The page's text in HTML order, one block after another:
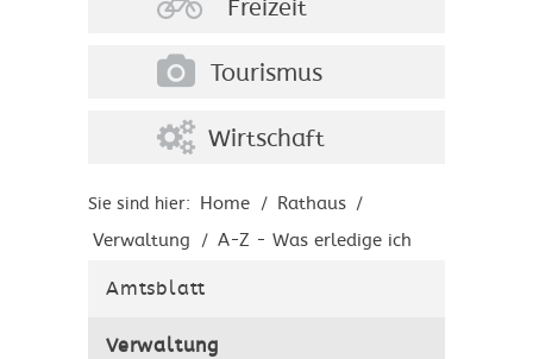
Freizeit
Tourismus
Wirtschaft
Sie sind hier: Home / Rathaus /
Verwaltung / A-Z - Was erledige ich
Amtsblatt
Verwaltung